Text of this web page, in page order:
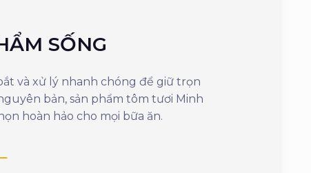
SỐNG
và xử lý nhanh chóng để giữ trọn
bản, sản phẩm tôm tươi Minh
hoàn hảo cho mọi bữa ăn.